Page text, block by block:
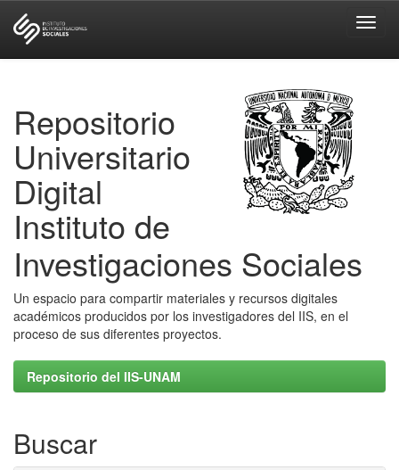
Repositorio
Universitario
Digital
Instituto de
Investigaciones Sociales
Un espacio para compartir materiales y recursos digitales
académicos producidos por los investigadores del IIS, en el
proceso de sus diferentes proyectos.
Repositorio del IIS-UNAM
Buscar